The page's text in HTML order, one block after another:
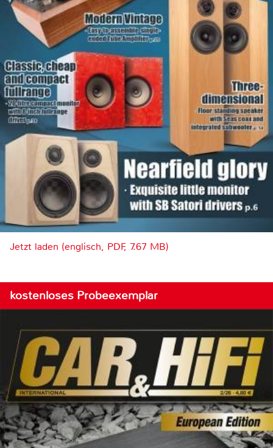
Jetzt laden (englisch, PDF, 7.67 MB)
kostenloses Probeexemplar